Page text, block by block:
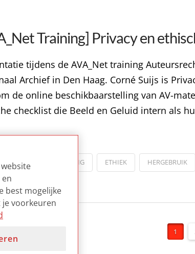
Training] Privacy en
tijdens de AVA_Net training
Archief in Den Haag. Corné Suijs is
de online beschikbaarstelling van AV-
checklist die Beeld en Geluid intern als
AVA_NET TRAINING ETHIEK HERGEBRUIK
1
best mogelijke
je voorkeuren